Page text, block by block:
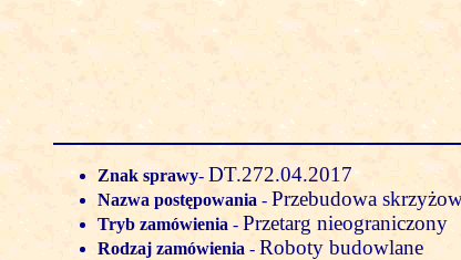
Znak sprawy- DT.272.04.2017
Nazwa postępowania - Przebudowa
Tryb zamówienia- Przetarg nieograniczony
Rodzaj zamówienia - Roboty budowlane